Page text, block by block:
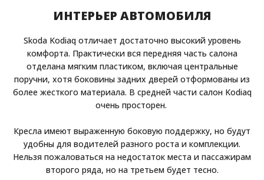
ИНТЕРЬЕР АВТОМОБИЛЯ
Skoda Kodiaq отличает достаточно высокий уровень
комфорта. Практически вся передняя часть салона
отделана мягким пластиком, включая центральные
поручни, хотя боковины задних дверей отформованы из
более жесткого материала. В средней части салон Kodiaq
очень просторен.
Кресла имеют выраженную боковую поддержку, но будут
удобны для водителей разного роста и комплекции.
Нельзя пожаловаться на недостаток места и пассажирам
второго ряда, но на третьем будет тесно.